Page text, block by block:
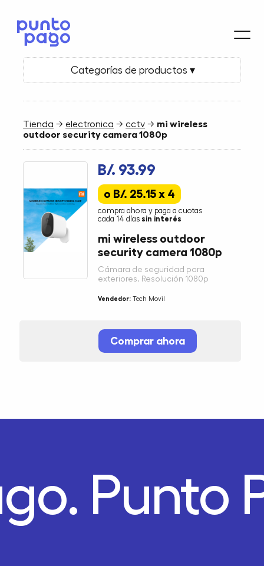
Categorías de productos ▾
Tienda →electronica →cctv → mi wireless
outdoor security camera 1080p
B/. 93.99
o B/. 25.15 x 4
compra ahora y paga a cuotas
cada 14 días sin interés
mi wireless outdoor
security camera 1080p
Cámara de seguridad para
exteriores. Resolución 1080p
Vendedor: Tech Movil
Comprar ahora
Punto